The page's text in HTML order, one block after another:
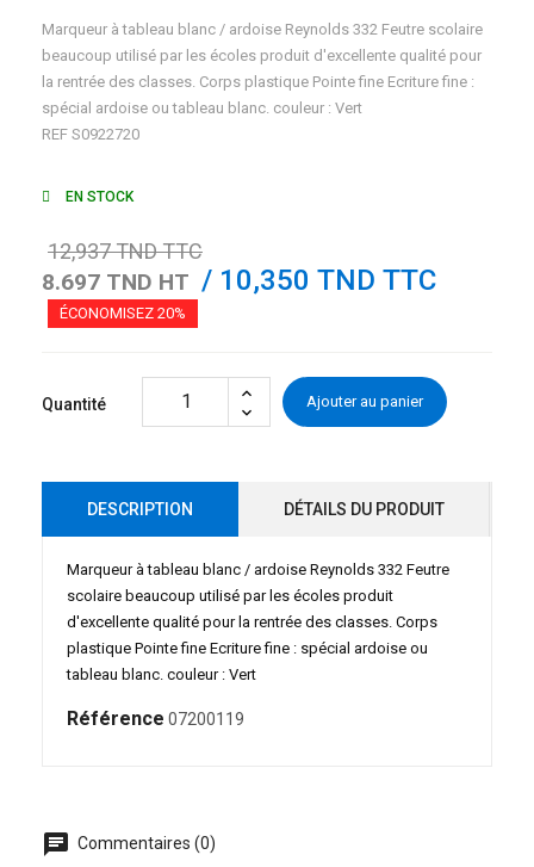
Marqueur à tableau blanc / ardoise Reynolds 332 Feutre scolaire
beaucoup utilisé par les écoles produit d'excellente qualité pour
la rentrée des classes. Corps plastique Pointe fine Ecriture fine :
spécial ardoise ou tableau blanc. couleur : Vert
REF S0922720
EN STOCK
12,937 TND TTC
8.697 TND HT / 10,350 TND TTC
ÉCONOMISEZ 20%
Quantité Ajouter au panier
DESCRIPTION DÉTAILS DU PRODUIT
Marqueur à tableau blanc / ardoise Reynolds 332 Feutre
scolaire beaucoup utilisé par les écoles produit
d'excellente qualité pour la rentrée des classes. Corps
plastique Pointe fine Ecriture fine : spécial ardoise ou
tableau blanc. couleur : Vert
Référence 07200119
chat Commentaires (0)